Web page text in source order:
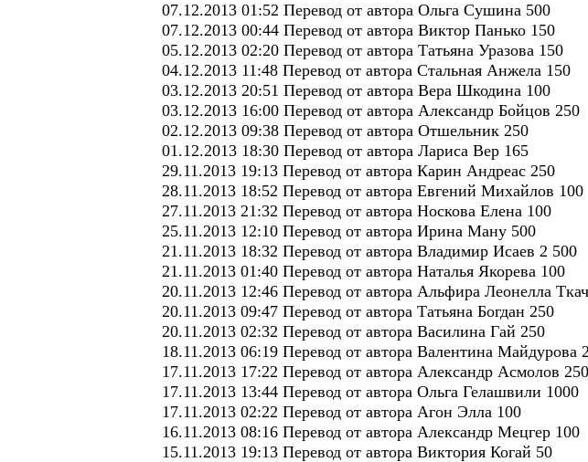
07.12.2013 01:52 Перевод от автора Ольга Сушина 500
07.12.2013 00:44 Перевод от автора Виктор Панько 150
05.12.2013 02:20 Перевод от автора Татьяна Уразова 150
04.12.2013 11:48 Перевод от автора Стальная Анжела 150
03.12.2013 20:51 Перевод от автора Вера Шкодина 100
03.12.2013 16:00 Перевод от автора Александр Бойцов 250
02.12.2013 09:38 Перевод от автора Отшельник 250
01.12.2013 18:30 Перевод от автора Лариса Вер 165
29.11.2013 19:13 Перевод от автора Карин Андреас 250
28.11.2013 18:52 Перевод от автора Евгений Михайлов 100
27.11.2013 21:32 Перевод от автора Носкова Елена 100
25.11.2013 12:10 Перевод от автора Ирина Ману 500
21.11.2013 18:32 Перевод от автора Владимир Исаев 2 500
21.11.2013 01:40 Перевод от автора Наталья Якорева 100
20.11.2013 12:46 Перевод от автора Альфира Леонелла
20.11.2013 09:47 Перевод от автора Татьяна Богдан 250
20.11.2013 02:32 Перевод от автора Василина Гай 250
18.11.2013 06:19 Перевод от автора Валентина Майдурова
17.11.2013 17:22 Перевод от автора Александр Асмолов 250
17.11.2013 13:44 Перевод от автора Ольга Гелашвили 1000
17.11.2013 02:22 Перевод от автора Агон Элла 100
16.11.2013 08:16 Перевод от автора Александр Мецгер 100
15.11.2013 19:13 Перевод от автора Виктория Когай 50